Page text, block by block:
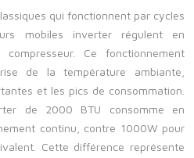
qui fonctionnent par cycles
mobiles inverter régulent en
Ce fonctionnement
de la température ambiante,
et les pics de consommation.
de 2000 BTU consomme en
continu, contre 1000W pour
Cette différence représente